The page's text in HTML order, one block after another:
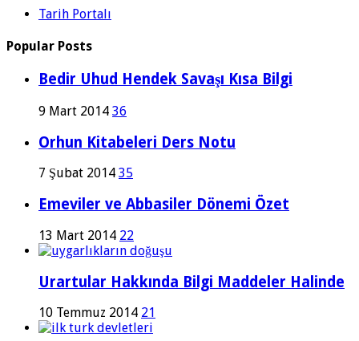
Tarih Portalı
Popular Posts
Bedir Uhud Hendek Savaşı Kısa Bilgi
9 Mart 2014 36
Orhun Kitabeleri Ders Notu
7 Şubat 2014 35
Emeviler ve Abbasiler Dönemi Özet
13 Mart 2014 22
Urartular Hakkında Bilgi Maddeler Halinde
10 Temmuz 2014 21